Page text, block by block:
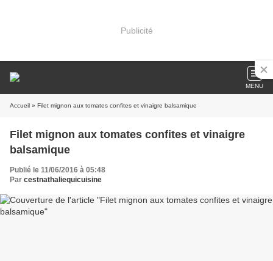
Publicité
MENU
Accueil » Filet mignon aux tomates confites et vinaigre balsamique
Filet mignon aux tomates confites et vinaigre
balsamique
Publié le 11/06/2016 à 05:48
Par cestnathaliequicuisine